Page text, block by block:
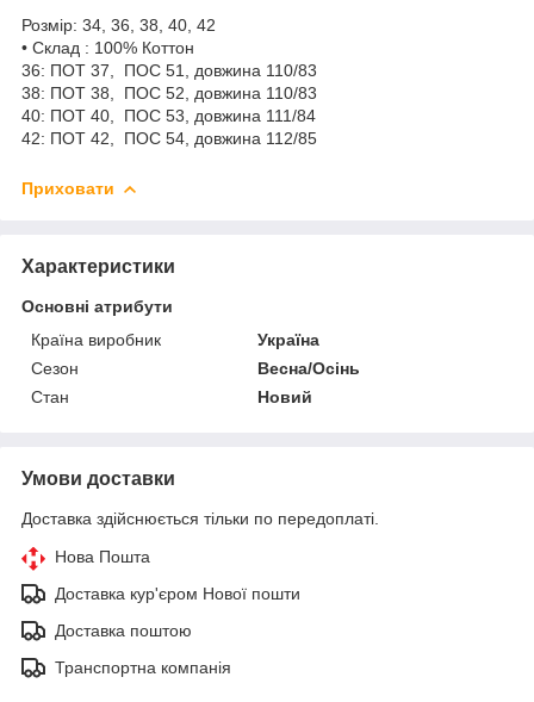
Розмір: 34, 36, 38, 40, 42
• Склад : 100% Коттон
36: ПОТ 37, ПОС 51, довжина 110/83
38: ПОТ 38, ПОС 52, довжина 110/83
40: ПОТ 40, ПОС 53, довжина 111/84
42: ПОТ 42, ПОС 54, довжина 112/85
Приховати
Характеристики
Основні атрибути
Країна виробник
Україна
Сезон
Весна/Осінь
Стан
Новий
Умови доставки
Доставка здійснюється тільки по передоплаті.
Нова Пошта
Доставка кур'єром Нової пошти
Доставка поштою
Транспортна компанія